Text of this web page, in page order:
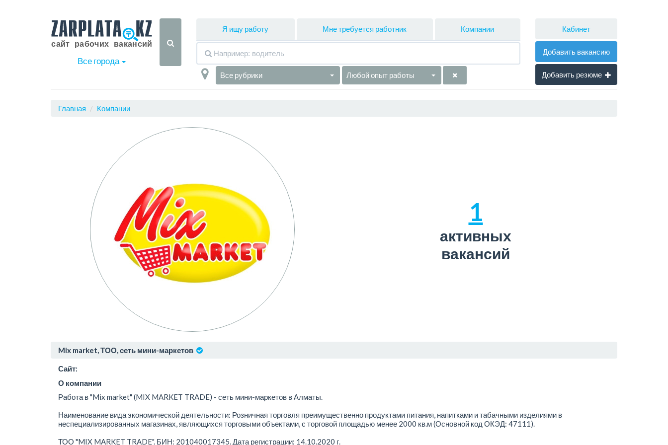
Все города
Я ищу работу Мне требуется работник Компании
Все рубрики Любой опыт работы
Кабинет
Добавить вакансию
Добавить резюме
Главная Компании
1
активных
вакансий
Mix market, ТОО, сеть мини-маркетов
Сайт:
О компании
Работа в "Mix market" (MIX MARKET TRADE) - сеть мини-маркетов в Алматы.
Наименование вида экономической деятельности: Розничная торговля преимущественно продуктами питания, напитками и табачными изделиями в
неспециализированных магазинах, являющихся торговыми объектами, с торговой площадью менее 2000 кв.м (Основной код ОКЭД: 47111).
ТОО "MIX MARKET TRADE". БИН: 201040017345. Дата регистрации: 14.10.2020 г.